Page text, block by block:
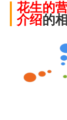
花生的
介绍的